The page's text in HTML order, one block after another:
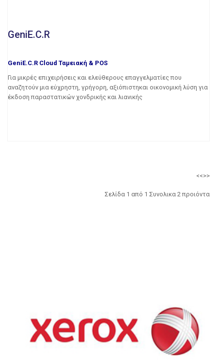
GeniE.C.R
GeniE.C.R Cloud Ταμειακή & POS
Για μικρές επιχειρήσεις και ελεύθερους επαγγελματίες που
αναζητούν μια εύχρηστη, γρήγορη, αξιόπιστηκαι οικονομική λύση για
έκδοση παραστατικών χονδρικής και λιανικής
<<>>
Σελίδα 1 από 1 Συνολικα 2 προιόντα